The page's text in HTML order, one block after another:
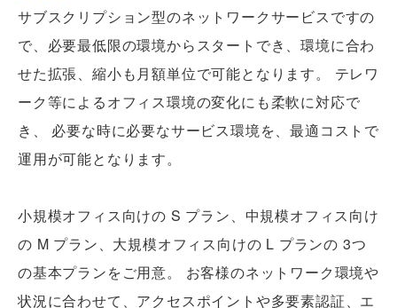
サブスクリプション型のネットワークサービスですの
で、必要最低限の環境からスタートでき、環境に合わ
せた拡張、縮小も月額単位で可能となります。 テレワ
ーク等によるオフィス環境の変化にも柔軟に対応で
き、 必要な時に必要なサービス環境を、最適コストで
運用が可能となります。
小規模オフィス向けの S プラン、中規模オフィス向け
の M プラン、大規模オフィス向けの L プランの 3つ
の基本プランをご用意。 お客様のネットワーク環境や
状況に合わせて、アクセスポイントや多要素認証、エ